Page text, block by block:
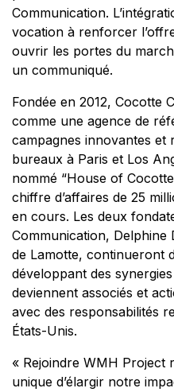
Communication.
vocation à renforcer
ouvrir les portes du
un communiqué.
Fondée en 2012, Cocotte
comme une agence de
campagnes innovantes et
bureaux à Paris et Los
nommé “House of
chiffre d’affaires de 25
en cours. Les deux
Communication, Delphine
de Lamotte, continueront
développant des
deviennent associés et
avec des responsabilités
États-Unis.
« Rejoindre WMH
unique d’élargir notre